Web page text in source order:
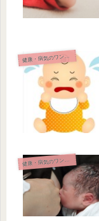
健康・病気のワンポイント
健康・病気のワンポイント